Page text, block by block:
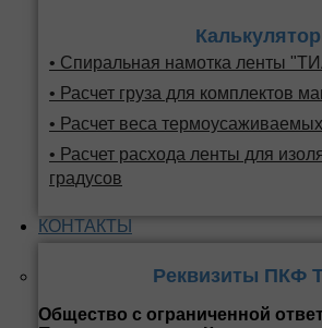
• Спиральная намотка ленты
• Расчет груза для комплектов
• Расчет веса
• Расчет расхода ленты для
градусов
КОНТАКТЫ
Реквизиты ПКФ
Общество с ограниченной